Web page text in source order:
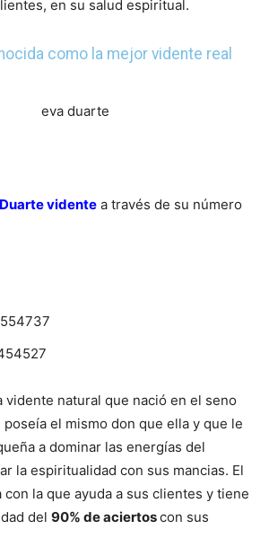
en su salud espiritual.
como la mejor vidente real
vidente a través de su número
vidente natural que nació en el seno
el mismo don que ella y que le
a dominar las energías del
la espiritualidad con sus mancias. El
la que ayuda a sus clientes y tiene
del 90% de aciertoscon sus